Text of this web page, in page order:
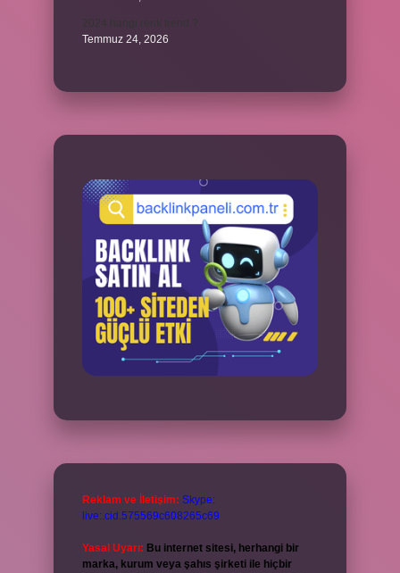
Temmuz 24, 2026
Reklam ve İletişim: Skype:
live:.cid.575569c608265c69
Yasal Uyarı: Bu internet sitesi, herhangi bir
marka, kurum veya şahıs şirketi ile hiçbir